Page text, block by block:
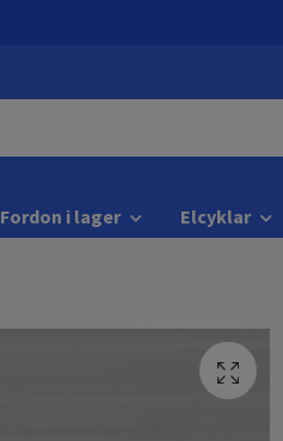
Fordon i lager Elcyklar